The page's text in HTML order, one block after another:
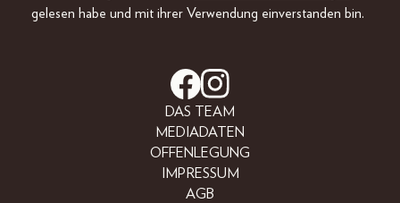
gelesen habe und mit ihrer Verwendung einverstanden bin.
DAS TEAM
MEDIADATEN
OFFENLEGUNG
IMPRESSUM
AGB